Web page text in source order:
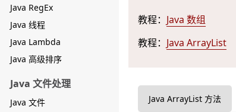
Java RegEx
Java 线程
Java Lambda
Java 高级排序
Java 文件处理
Java 文件
教程： Java 数组
教程： Java ArrayList
Java ArrayList 方法